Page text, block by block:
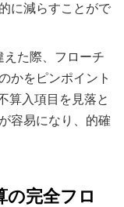
に減らすことがで
えた際、フローチ
かをピンポイント
算入項目を見落と
容易になり、的確
の完全フロ